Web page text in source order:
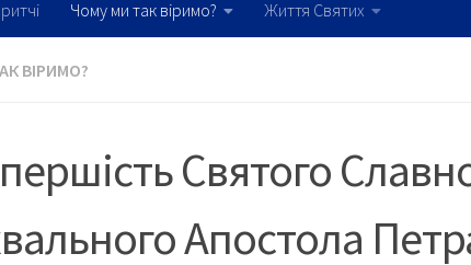
Чому ми так віримо? Життя Святих
ВІРИМО?
Святого
Апостола